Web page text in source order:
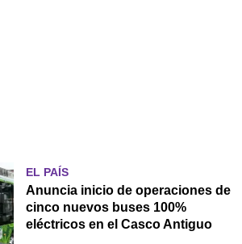
EL PAÍS
Anuncia inicio de operaciones de
cinco nuevos buses 100%
eléctricos en el Casco Antiguo